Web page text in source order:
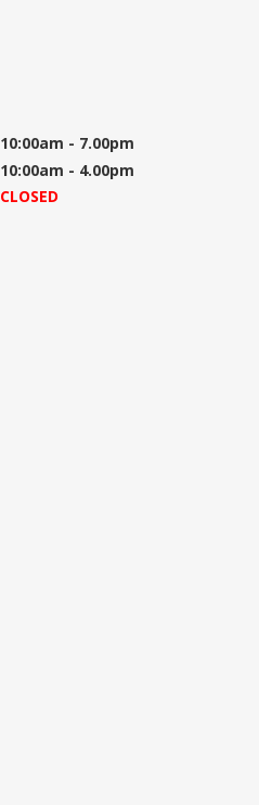
10:00am - 7.00pm
10:00am - 4.00pm
CLOSED